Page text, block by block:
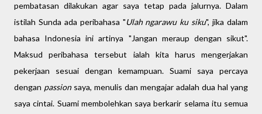
pembatasan dilakukan agar saya tetap pada jalurnya. Dalam
istilah Sunda ada peribahasa "Ulah ngarawu ku siku", jika dalam
bahasa Indonesia ini artinya "Jangan meraup dengan sikut".
Maksud peribahasa tersebut ialah kita harus mengerjakan
pekerjaan sesuai dengan kemampuan. Suami saya percaya
dengan passion saya, menulis dan mengajar adalah dua hal yang
saya cintai. Suami membolehkan saya berkarir selama itu semua